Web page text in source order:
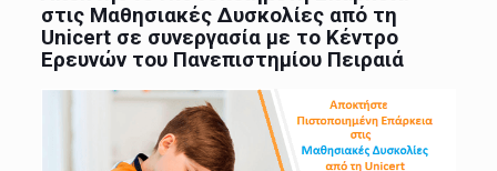
στις Μαθησιακές Δυσκολίες από τη
Unicert σε συνεργασία με το Κέντρο
Ερευνών του Πανεπιστημίου Πειραιά